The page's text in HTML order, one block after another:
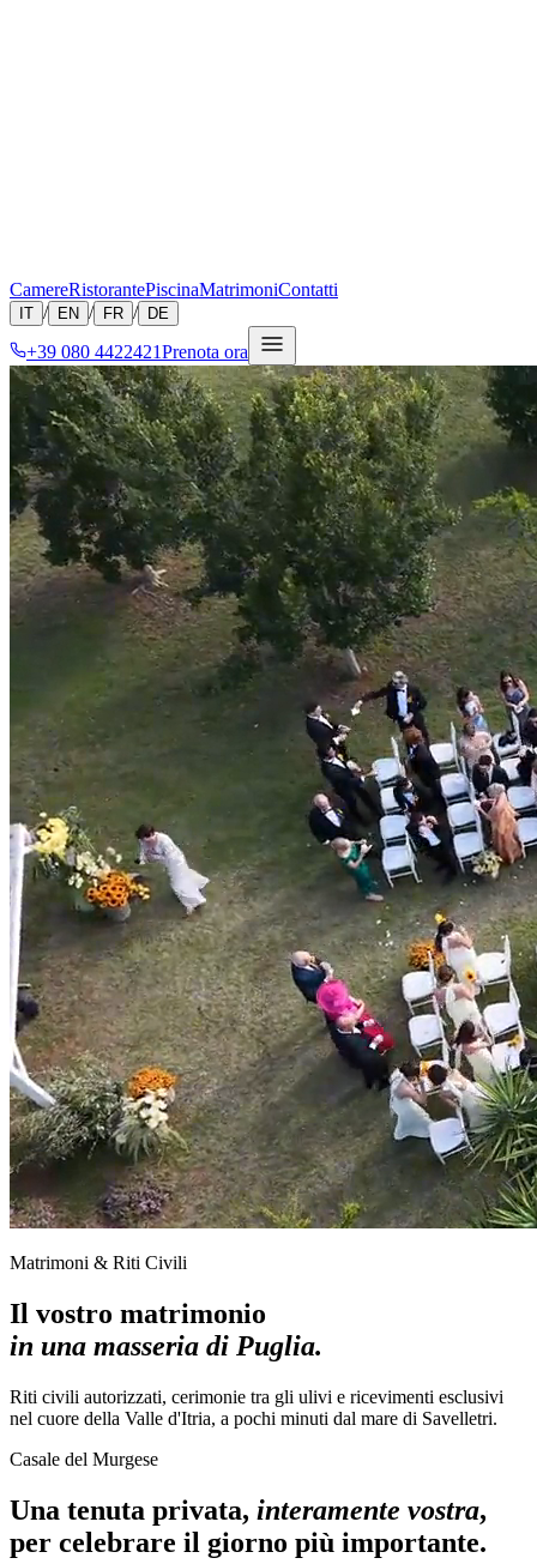
CamereRistorantePiscinaMatrimoniContatti
IT / EN / FR / DE
+39 080 4422421Prenota ora
Matrimoni & Riti Civili
Il vostro matrimonio
in una masseria di Puglia.
Riti civili autorizzati, cerimonie tra gli ulivi e ricevimenti esclusivi
nel cuore della Valle d'Itria, a pochi minuti dal mare di Savelletri.
Casale del Murgese
Una tenuta privata, interamente vostra,
per celebrare il giorno più importante.